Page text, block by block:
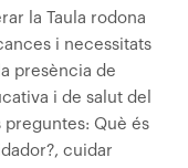
la Taula rodona
i necessitats
presència de
i de salut del
Què és
cuidar